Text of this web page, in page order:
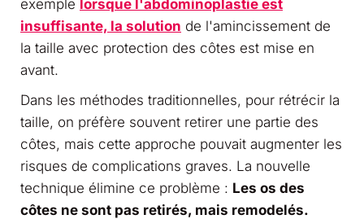
exemple lorsque l'abdominoplastie est
insuffisante, la solution de l'amincissement de
la taille avec protection des côtes est mise en
avant.
Dans les méthodes traditionnelles, pour rétrécir la
taille, on préfère souvent retirer une partie des
côtes, mais cette approche pouvait augmenter les
risques de complications graves. La nouvelle
technique élimine ce problème : Les os des
côtes ne sont pas retirés, mais remodelés.